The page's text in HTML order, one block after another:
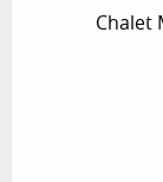
Chalet